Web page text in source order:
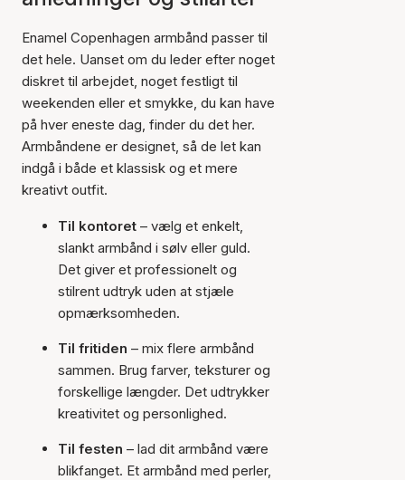
Enamel Copenhagen armbånd passer til
det hele. Uanset om du leder efter noget
diskret til arbejdet, noget festligt til
weekenden eller et smykke, du kan have
på hver eneste dag, finder du det her.
Armbåndene er designet, så de let kan
indgå i både et klassisk og et mere
kreativt outfit.
Til kontoret – vælg et enkelt,
slankt armbånd i sølv eller guld.
Det giver et professionelt og
stilrent udtryk uden at stjæle
opmærksomheden.
Til fritiden – mix flere armbånd
sammen. Brug farver, teksturer og
forskellige længder. Det udtrykker
kreativitet og personlighed.
Til festen – lad dit armbånd være
blikfanget. Et armbånd med perler,